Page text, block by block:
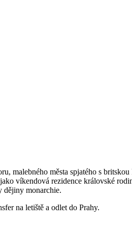
malebného města spjatého s
víkendová rezidence královské
dějiny monarchie.
na letiště a odlet do Prahy.